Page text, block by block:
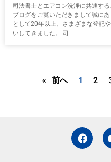
司法書士とエアコン洗浄に共通す
ブログをご覧いただきまして誠に
として20年以上、さまざまな登記
いしてきました。 司
« 前へ 1 2
F
a
c